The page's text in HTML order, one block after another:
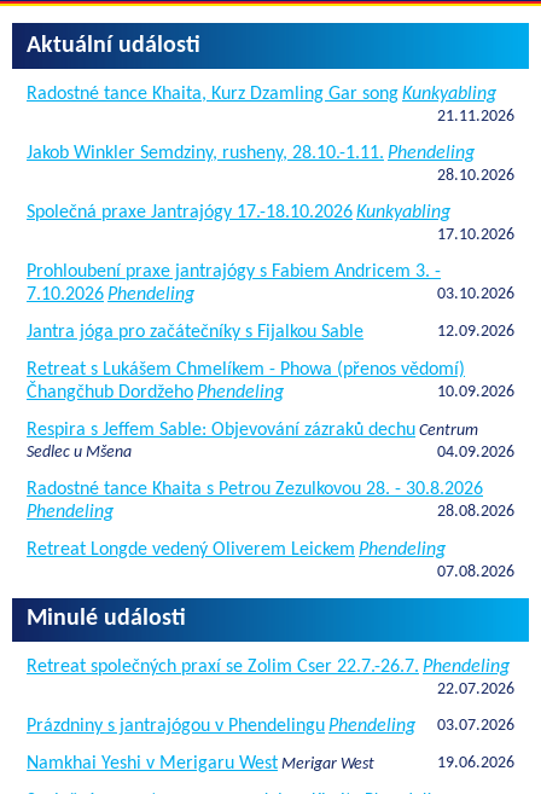
Aktuální události
Radostné tance Khaita, Kurz Dzamling Gar songKunkyabling
21.11.2026
Jakob Winkler Semdziny, rusheny, 28.10.-1.11. Phendeling
28.10.2026
Společná praxe Jantrajógy 17.-18.10.2026Kunkyabling
17.10.2026
Prohloubení praxe jantrajógy s Fabiem Andricem 3. -
7.10.2026Phendeling 03.10.2026
Jantra jóga pro začátečníky s Fijalkou Sable 12.09.2026
Retreat s Lukášem Chmelíkem - Phowa (přenos vědomí)
Čhangčhub DordžehoPhendeling 10.09.2026
Respira s Jeffem Sable: Objevování zázraků dechu Centrum
Sedlec u Mšena
04.09.2026
Radostné tance Khaita s Petrou Zezulkovou 28. - 30.8.2026
Phendeling
28.08.2026
Retreat Longde vedený Oliverem Leickem Phendeling
07.08.2026
Minulé události
Retreat společných praxí se Zolim Cser 22.7.-26.7. Phendeling
22.07.2026
Prázdniny s jantrajógou v PhendelinguPhendeling 03.07.2026
Namkhai Yeshi v Merigaru West Merigar West 19.06.2026